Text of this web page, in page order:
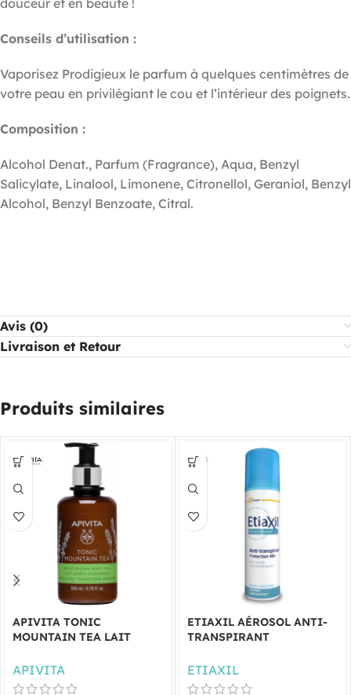
Conseils d’utilisation :
Vaporisez Prodigieux le parfum à quelques centimètres de
votre peau en privilégiant le cou et l’intérieur des poignets.
Composition :
Alcohol Denat., Parfum (Fragrance), Aqua, Benzyl
Salicylate, Linalool, Limonene, Citronellol, Geraniol, Benzyl
Alcohol, Benzyl Benzoate, Citral.
Avis (0)
Livraison et Retour
Produits similaires
APIVITA TONIC
MOUNTAIN TEA LAIT
APIVITA
ETIAXIL AÉROSOL ANTI-
TRANSPIRANT
ETIAXIL